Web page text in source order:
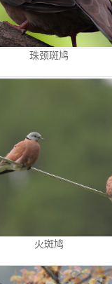
珠颈斑鸠
火斑鸠